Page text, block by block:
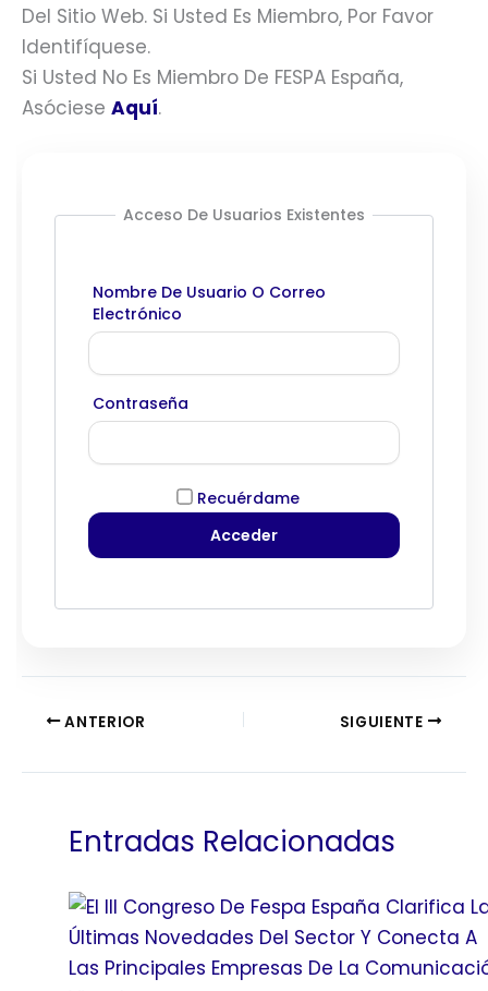
Del Sitio Web. Si Usted Es Miembro, Por Favor
Identifíquese.
Si Usted No Es Miembro De FESPA España,
Asóciese Aquí.
Acceso De Usuarios Existentes
Nombre De Usuario O Correo
Electrónico
Contraseña
Recuérdame
ANTERIOR SIGUIENTE
Entradas Relacionadas